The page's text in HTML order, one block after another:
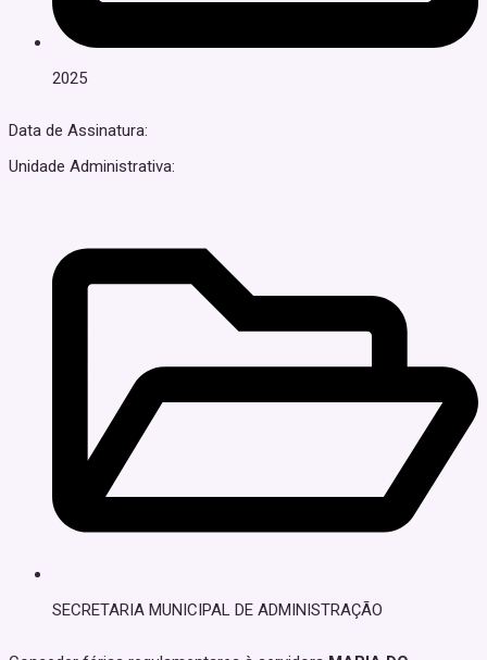
2025
Data de Assinatura:
Unidade Administrativa:
SECRETARIA MUNICIPAL DE ADMINISTRAÇÃO